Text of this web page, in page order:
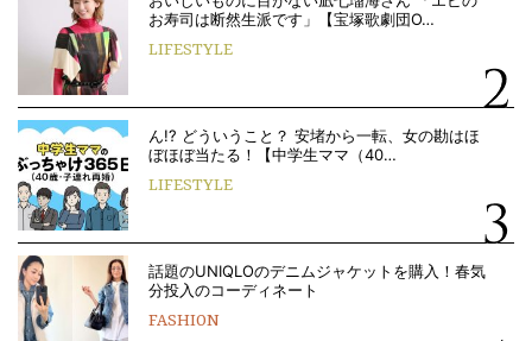
お寿司は断然生派です」【宝塚歌劇団O…
LIFESTYLE
ん!? どういうこと？ 安堵から一転、女の勘はほ
ぼほぼ当たる！【中学生ママ（40…
LIFESTYLE
話題のUNIQLOのデニムジャケットを購入！春気
分投入のコーディネート
FASHION